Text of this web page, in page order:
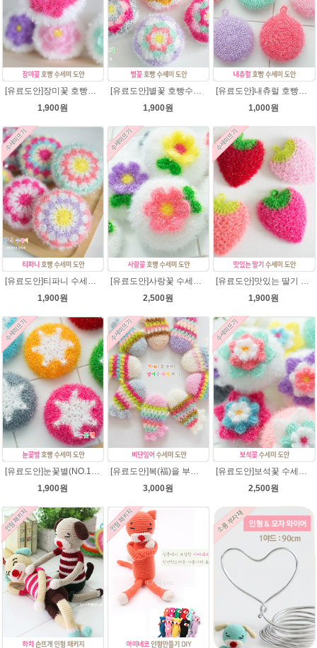
[유료도안]장미꽃 호빵수세미 도안/별수세미처럼 예쁜수세미뜨기/빤짝이수세미/장미 수세미/웰빙수세미실/장미꽃수세미/고급수세미실/꽃만쥬
1,900원
[유료도안]별꽃 호빵수세미뜨기 도안(수세미실은 옵션에서 추가구매 가능)/수세미뜨기/수세미실/반짝이수세미/반짝이실/별수세미 호빵수세미 웰빙수세미 퐁퐁수세미 코바늘수세미
1,900원
[유료도안]내츄럴 호빵수세미 코바늘뜨기 수세미뜨기 뜨개질 도안 반짝이실
1,000원
[유료도안]티파니 수세미뜨기 도안(수세미실은 옵션에서 추가구매 가능)/수세미뜨기/수세미실/반짝이수세미/반짝이실/웰빙수세미 퐁퐁수세미 코바늘수세미
1,900원
[유료도안]사랑꽃 수세미뜨기 도안(수세미실은 옵션에서 추가구매 가능)/사랑꽃수세미/별호빵수세미처럼 예쁜수세미뜨기/수세미실/웰빙수세미실/고급수세미실/꽃수세미/봄꽃향기수세미
2,500원
[유료도안]맛있는 딸기 수세미뜨기 도안(수세미실은 옵션에서 추가구매 가능)/수세미뜨기/수세미실/반짝이수세미/반짝이실/웰빙수세미 퐁퐁수세미 코바늘수세미
1,900원
1,900원
3,000원
2,500원